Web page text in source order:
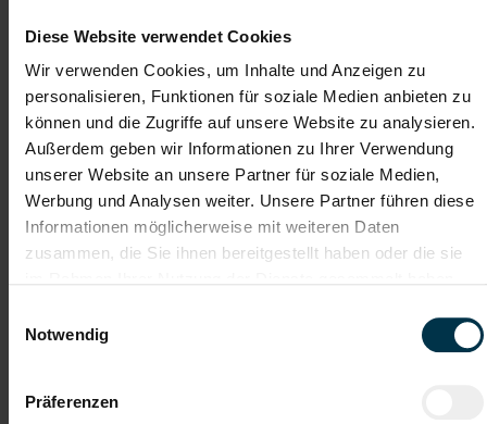
Diese Website verwendet Cookies
Wir verwenden Cookies, um Inhalte und Anzeigen zu
personalisieren, Funktionen für soziale Medien anbieten zu
können und die Zugriffe auf unsere Website zu analysieren.
Außerdem geben wir Informationen zu Ihrer Verwendung
unserer Website an unsere Partner für soziale Medien,
Werbung und Analysen weiter. Unsere Partner führen diese
Informationen möglicherweise mit weiteren Daten
zusammen, die Sie ihnen bereitgestellt haben oder die sie
Notwendig
Präferenzen
ab sofort
Das macht dir als Staplerfahrer:in Spaß:
Kommissionierung der Ware für Produktion und Versand
Durchführung der Be- und Entladung von LKWs mittels
Innerbetrieblicher Warentransport im Bereich Warenlager
Sicherstellung eines reibungslosen Materialflusses im Lager-